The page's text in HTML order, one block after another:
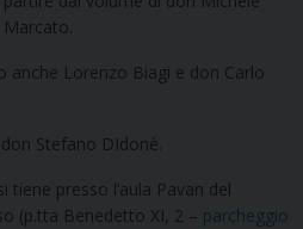
Marcato.
anche Lorenzo Biagi e don Carlo
Stefano DIdonè.
tiene presso l’aula Pavan del
(p.tta Benedetto XI, 2 – parcheggio